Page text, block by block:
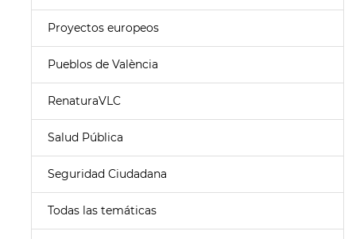
Proyectos europeos
Pueblos de València
RenaturaVLC
Salud Pública
Seguridad Ciudadana
Todas las temáticas